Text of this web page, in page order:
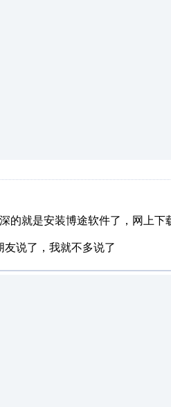
的就是安装博途软件了，网上
说了，我就不多说了